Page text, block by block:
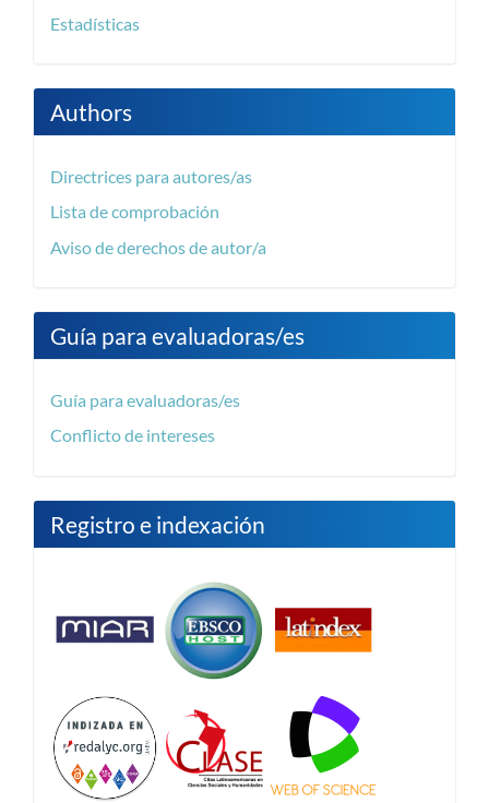
Estadísticas
Authors
Directrices para autores/as
Lista de comprobación
Aviso de derechos de autor/a
Guía para evaluadoras/es
Guía para evaluadoras/es
Conflicto de intereses
Registro e indexación